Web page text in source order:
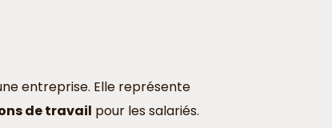
entreprise. Elle représente
de travail pour les salariés.